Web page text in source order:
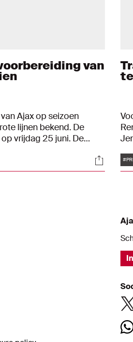
van
Ajax op seizoen
lijnen bekend. De
vrijdag 25 juni. De
26 juni, voor in
internationals.
Socials